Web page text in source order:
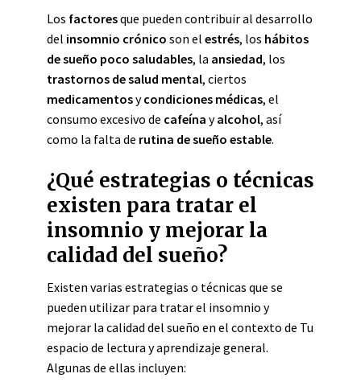
Los factoresque pueden contribuir al desarrollo
del insomnio crónico son el estrés, los hábitos
de sueño poco saludables, la ansiedad, los
trastornos de salud mental, ciertos
medicamentosycondiciones médicas, el
consumo excesivo de cafeína yalcohol, así
como la falta de rutina de sueño estable.
¿Qué estrategias o técnicas
existen para tratar el
insomnio y mejorar la
calidad del sueño?
Existen varias estrategias o técnicas que se
pueden utilizar para tratar el insomnio y
mejorar la calidad del sueño en el contexto de Tu
espacio de lectura y aprendizaje general.
Algunas de ellas incluyen: